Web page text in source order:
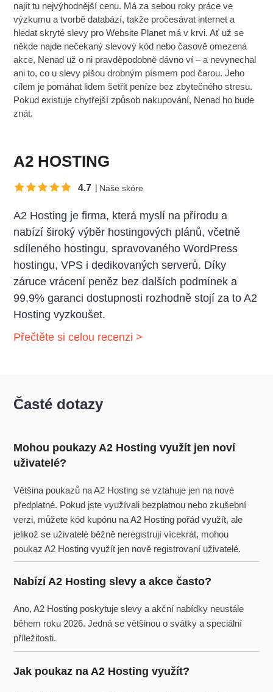
najít tu nejvýhodnější cenu. Má za sebou roky práce ve
výzkumu a tvorbě databází, takže pročesávat internet a
hledat skryté slevy pro Website Planet má v krvi. Ať už se
někde najde nečekaný slevový kód nebo časově omezená
akce, Nenad už o ni pravděpodobně dávno ví – a nevynechal
ani to, co u slevy píšou drobným písmem pod čarou. Jeho
cílem je pomáhat lidem šetřit peníze bez zbytečného stresu.
Pokud existuje chytřejší způsob nakupování, Nenad ho bude
znát.
A2 HOSTING
4.7 Naše skóre
A2 Hosting je firma, která myslí na přírodu a
nabízí široký výběr hostingových plánů, včetně
sdíleného hostingu, spravovaného WordPress
hostingu, VPS i dedikovaných serverů. Díky
záruce vrácení peněz bez dalších podmínek a
99,9% garanci dostupnosti rozhodně stojí za to A2
Hosting vyzkoušet.
Přečtěte si celou recenzi >
Časté dotazy
Mohou poukazy A2 Hosting využít jen noví
uživatelé?
Většina poukazů na A2 Hosting se vztahuje jen na nové
předplatné. Pokud jste využívali bezplatnou nebo zkušební
verzi, můžete kód kupónu na A2 Hosting pořád využít, ale
jelikož se uživatelé běžně neregistrují vícekrát, mohou
poukaz A2 Hosting využít jen nově registrovaní uživatelé.
Nabízí A2 Hosting slevy a akce často?
Ano, A2 Hosting poskytuje slevy a akční nabídky neustále
během roku 2026. Jedná se většinou o svátky a speciální
příležitosti.
Jak poukaz na A2 Hosting využít?